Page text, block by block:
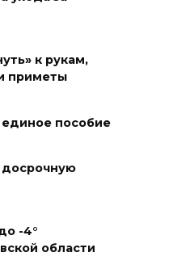
с
месячник
за сутки на
к рукам,
приметы
единое пособие
досрочную
-4°
области